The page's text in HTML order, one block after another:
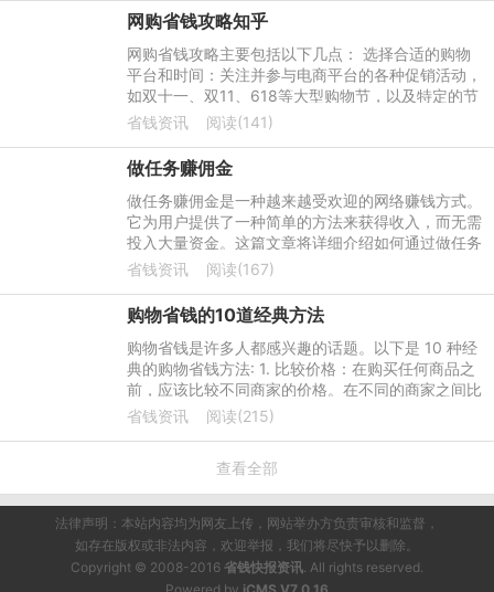
网购省钱攻略知乎
网购省钱攻略主要包括以下几点： 选择合适的购物
平台和时间：关注并参与电商平台的各种促销活动，
如双十一、双11、618等大型购物节，以及特定的节
日或季节活动，这些活动通常会提供较大的折扣和优
省钱资讯 阅读(141)
做任务赚佣金
做任务赚佣金是一种越来越受欢迎的网络赚钱方式。
它为用户提供了一种简单的方法来获得收入，而无需
投入大量资金。这篇文章将详细介绍如何通过做任务
来赚取佣金，以及如何最大限度地利用这种赚钱方
省钱资讯 阅读(167)
购物省钱的10道经典方法
购物省钱是许多人都感兴趣的话题。以下是 10 种经
典的购物省钱方法: 1. 比较价格：在购买任何商品之
前，应该比较不同商家的价格。在不同的商家之间比
较价格可以找出最好的优惠。
省钱资讯 阅读(215)
查看全部
法律声明：本站内容均为网友上传，网站举办方负责审核和监督，
如存在版权或非法内容，欢迎举报，我们将尽快予以删除。
Copyright © 2008-2016 省钱快报资讯. All rights reserved.